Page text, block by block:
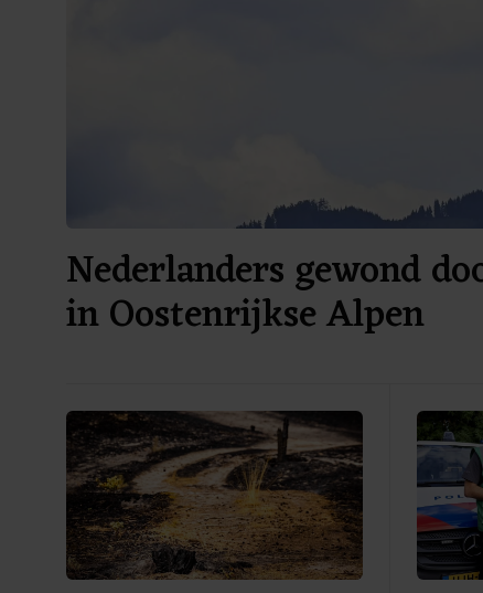
Nederlanders gewond
in Oostenrijkse Alpen